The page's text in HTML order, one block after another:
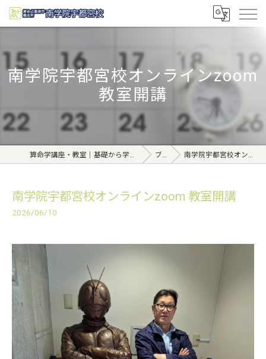
南学院宇都宮校オンラインzoom
教室開講
算命学講座・教室｜基礎から学べる東京日本橋【日本橋南学院】 ブログ 南学院宇都宮校オンラインzoom 教室開講
南学院宇都宮校オンラインzoom 教室開講
2026/06/10